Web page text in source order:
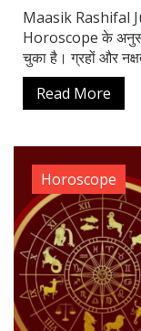
Maasik Rashifal
Horoscope के
चुका है। ग्रहों और
Read More
Horoscope